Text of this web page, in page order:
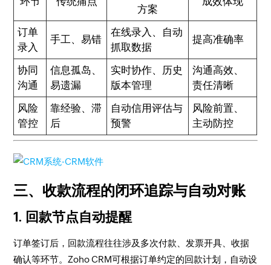
方案
订单
录入
手工、易错
在线录入、自动
抓取数据
提高准确率
协同
沟通
信息孤岛、
易遗漏
实时协作、历史
版本管理
沟通高效、
责任清晰
风险
管控
靠经验、滞
后
自动信用评估与
预警
风险前置、
主动防控
三、收款流程的闭环追踪与自动对账
1. 回款节点自动提醒
订单签订后，回款流程往往涉及多次付款、发票开具、收据
确认等环节。Zoho CRM可根据订单约定的回款计划，自动设